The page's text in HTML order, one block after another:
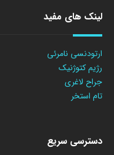
لینک های مفید
ارتودنسی نامرئی
رژیم کتوژنیک
جراح لاغری
تام استخر
دسترسی سریع